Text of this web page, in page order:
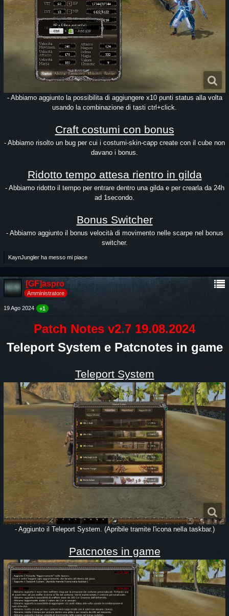
- Abbiamo aggiunto la possibilita di aggiungere x10 punti status alla volta
usando la combinazione di tasti ctrl+click.
Craft costumi con bonus
- Abbiamo risolto un bug per cui i costumi-skin-capp create con il cube non
davano i bonus.
Ridotto tempo attesa rientro in gilda
- Abbiamo ridotto il tempo per entrare dentro una gilda e per crearla da 24h
ad 1secondo.
Bonus Switcher
- Abbiamo aggiunto il bonus velocità di movimento nelle scarpe nel bonus
switcher.
KaynJungler ha messo mi piace
[GF]aspro
Amministratore
19 Ago 2024 +1
Patch Notes v2.7 19.08.2024
Teleport System e Patcnotes in game
Teleport System
- Aggiunto il Teleport System. (Apribile tramite l'icona nella taskbar.)
Patcnotes in game